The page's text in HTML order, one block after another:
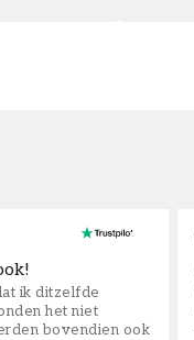
ik ditzelfde
het niet
bovendien ook